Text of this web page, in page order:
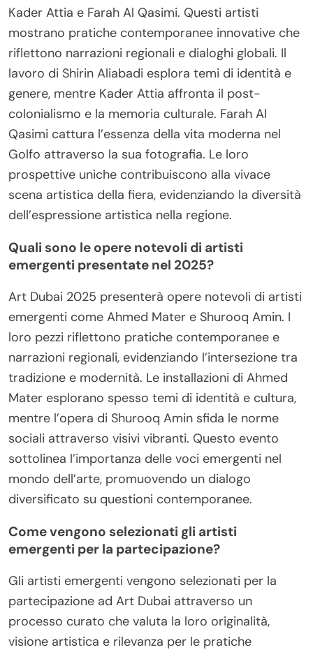
Kader Attia e Farah Al Qasimi. Questi artisti
mostrano pratiche contemporanee innovative che
riflettono narrazioni regionali e dialoghi globali. Il
lavoro di Shirin Aliabadi esplora temi di identità e
genere, mentre Kader Attia affronta il post-
colonialismo e la memoria culturale. Farah Al
Qasimi cattura l’essenza della vita moderna nel
Golfo attraverso la sua fotografia. Le loro
prospettive uniche contribuiscono alla vivace
scena artistica della fiera, evidenziando la diversità
dell’espressione artistica nella regione.
Quali sono le opere notevoli di artisti
emergenti presentate nel 2025?
Art Dubai 2025 presenterà opere notevoli di artisti
emergenti come Ahmed Mater e Shurooq Amin. I
loro pezzi riflettono pratiche contemporanee e
narrazioni regionali, evidenziando l’intersezione tra
tradizione e modernità. Le installazioni di Ahmed
Mater esplorano spesso temi di identità e cultura,
mentre l’opera di Shurooq Amin sfida le norme
sociali attraverso visivi vibranti. Questo evento
sottolinea l’importanza delle voci emergenti nel
mondo dell’arte, promuovendo un dialogo
diversificato su questioni contemporanee.
Come vengono selezionati gli artisti
emergenti per la partecipazione?
Gli artisti emergenti vengono selezionati per la
partecipazione ad Art Dubai attraverso un
processo curato che valuta la loro originalità,
visione artistica e rilevanza per le pratiche